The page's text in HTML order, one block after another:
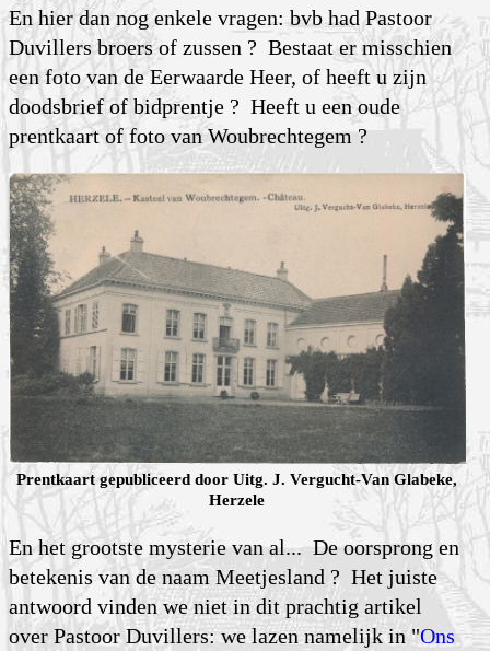
En hier dan nog enkele vragen: bvb had Pastoor
Duvillers broers of zussen ? Bestaat er misschien
een foto van de Eerwaarde Heer, of heeft u zijn
doodsbrief of bidprentje ? Heeft u een oude
prentkaart of foto van Woubrechtegem ?
Prentkaart gepubliceerd door Uitg. J. Vergucht-Van Glabeke,
Herzele
En het grootste mysterie van al... De oorsprong en
betekenis van de naam Meetjesland ? Het juiste
antwoord vinden we niet in dit prachtig artikel
over Pastoor Duvillers: we lazen namelijk in "Ons